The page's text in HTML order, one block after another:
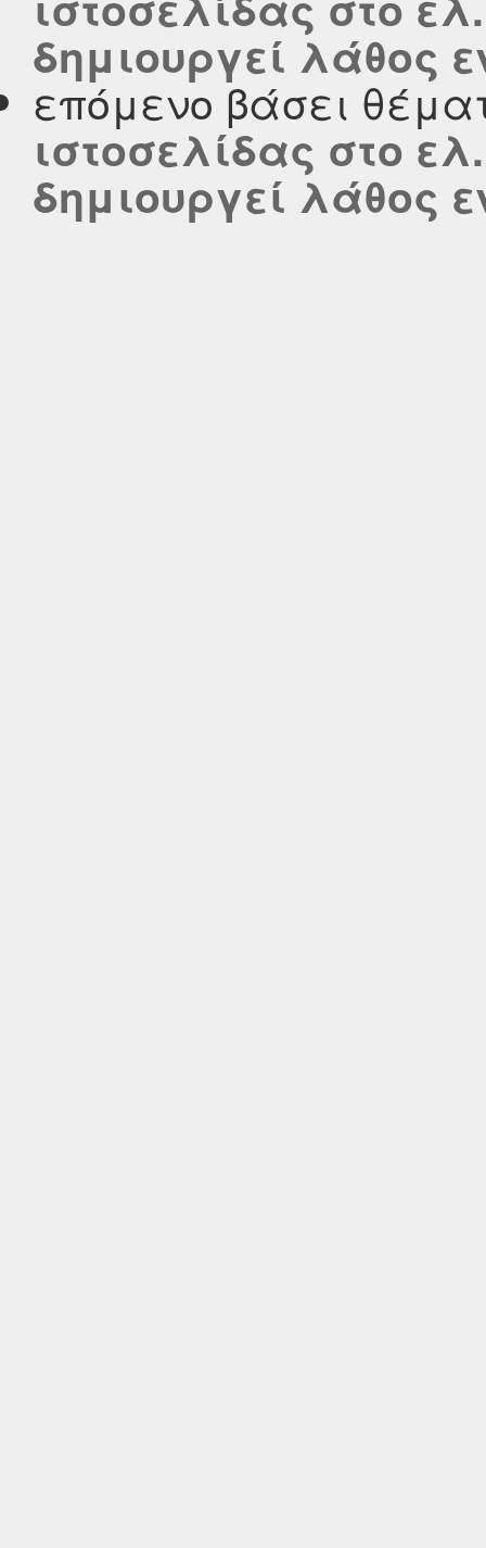
δημιουργεί λάθος
επόμενο βάσει
ιστοσελίδας στο
δημιουργεί λάθος